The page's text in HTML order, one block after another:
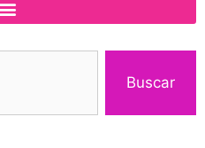
Buscar